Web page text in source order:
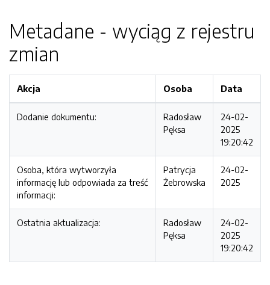
Metadane - wyciąg z rejestru
zmian
Akcja Osoba Data
Dodanie dokumentu:
Radosław
Pęksa
24-02-
2025
19:20:42
Osoba, która wytworzyła
informację lub odpowiada za treść
informacji:
Patrycja
Żebrowska
24-02-
2025
Ostatnia aktualizacja:
Radosław
Pęksa
24-02-
2025
19:20:42